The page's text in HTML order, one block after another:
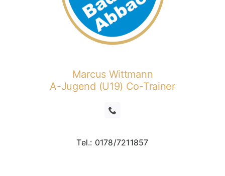
Marcus Wittmann
A-Jugend (U19) Co-Trainer
Tel.: 0178/7211857